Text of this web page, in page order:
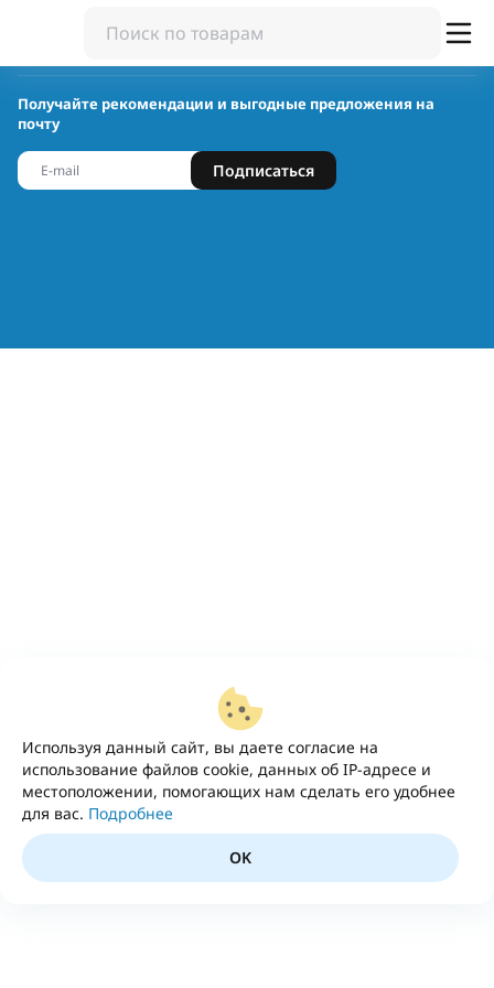
Используя данный сайт, вы даете согласие на
использование файлов cookie, данных об IP-адресе и
местоположении, помогающих нам сделать его удобнее
для вас. Подробнее
OK
Получайте рекомендации и выгодные предложения на
почту
Подписаться